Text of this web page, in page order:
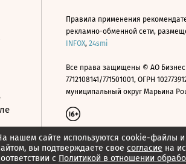
нашем сайте используются cookie-файлы
вы подтверждаете свое согласие на
с Политикой в отношении
Правила применения
рекламно-обменной сети,
INFOX, 24smi
Все права защищены © АО
7712108141/771501001, ОГРН
муниципальный округ Марьина